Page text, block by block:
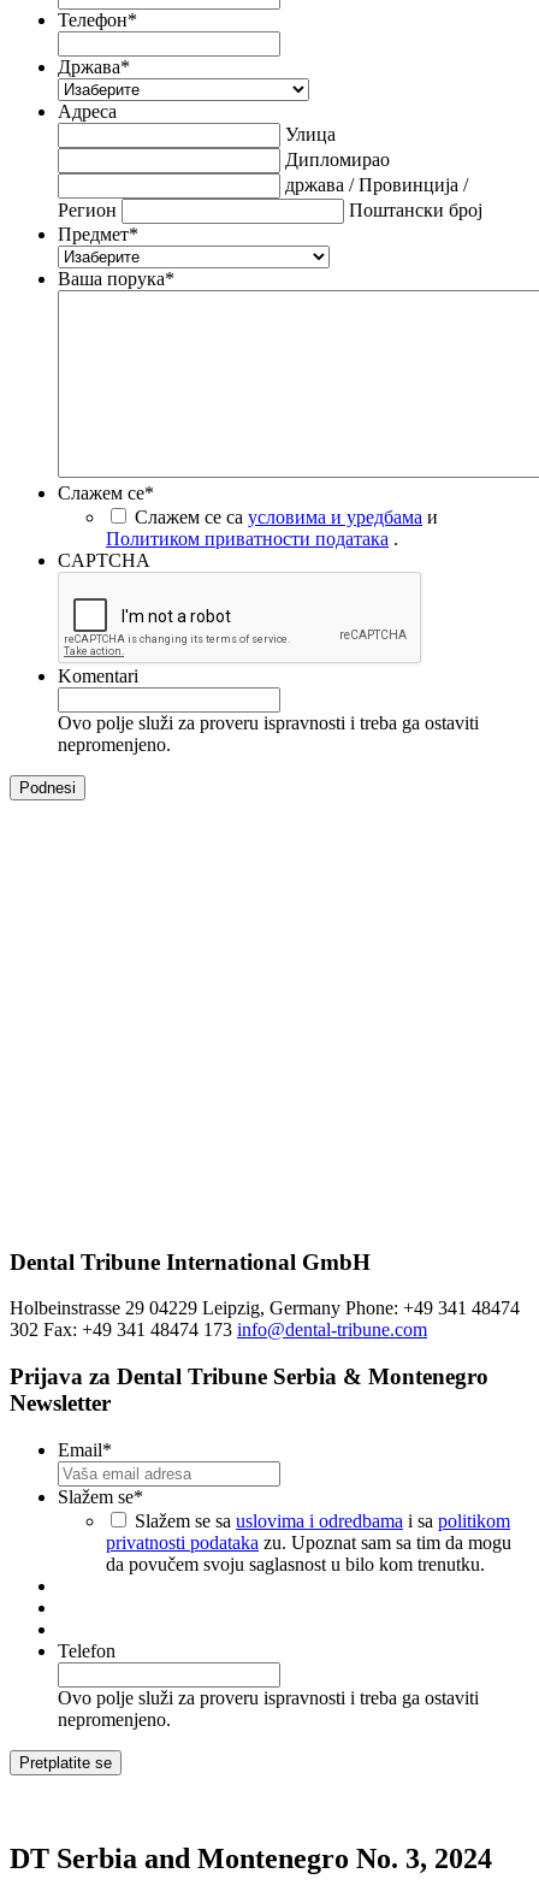
Телефон*
Држава*
Адреса
Улица
Дипломирао
држава / Провинција /
Регион
Поштански број
Предмет*
Ваша порука*
Слажем се*
Слажем се са условима и уредбама и
Политиком приватности података .
CAPTCHA
Komentari
Ovo polje služi za proveru ispravnosti i treba ga ostaviti
nepromenjeno.
Dental Tribune International GmbH
Holbeinstrasse 29 04229 Leipzig, Germany Phone: +49 341 48474
302 Fax: +49 341 48474 173 info@dental-tribune.com
Prijava za Dental Tribune Serbia & Montenegro
Newsletter
Email*
Slažem se*
Slažem se sa uslovima i odredbama i sa politikom
privatnosti podataka zu. Upoznat sam sa tim da mogu
da povučem svoju saglasnost u bilo kom trenutku.
Telefon
Ovo polje služi za proveru ispravnosti i treba ga ostaviti
nepromenjeno.
DT Serbia and Montenegro No. 3, 2024